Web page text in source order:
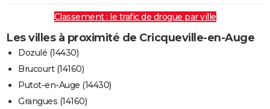
Classement : le trafic de drogue par ville
Les villes à proximité de Cricqueville-en-Auge
Dozulé (14430)
Brucourt (14160)
Putot-en-Auge (14430)
Grangues (14160)